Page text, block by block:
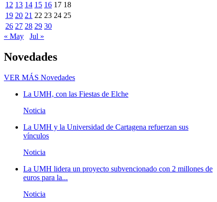
12 13 14 15 16 17 18
19 20 21 22 23 24 25
26 27 28 29 30
« May
Jul »
Novedades
VER MÁS Novedades
La UMH, con las Fiestas de Elche
Noticia
La UMH y la Universidad de Cartagena refuerzan sus
vínculos
Noticia
La UMH lidera un proyecto subvencionado con 2 millones de
euros para la...
Noticia